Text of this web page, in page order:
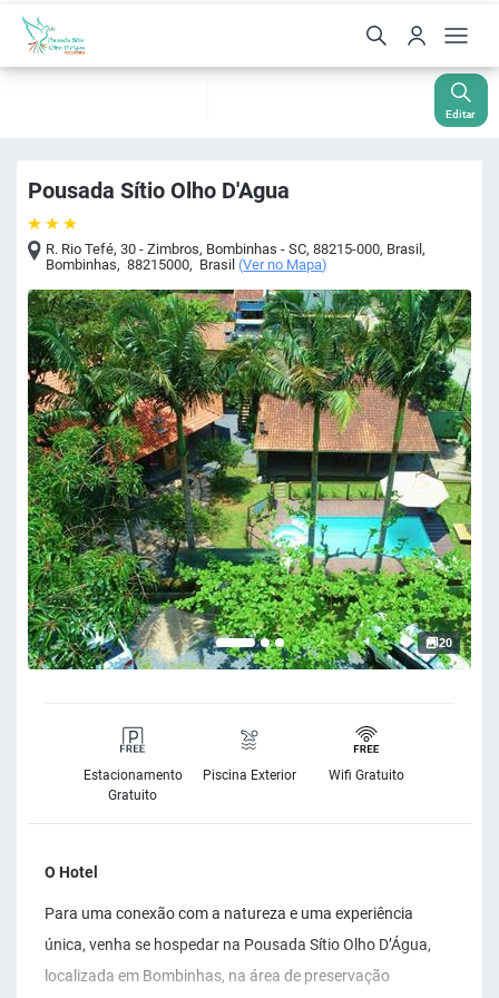
Editar
Pousada Sítio Olho D'Agua
R. Rio Tefé, 30 - Zimbros, Bombinhas - SC, 88215-000, Brasil,
Bombinhas, 88215000, Brasil (Ver no Mapa)
20
Estacionamento
Gratuito
Piscina Exterior Wifi Gratuito
O Hotel
Para uma conexão com a natureza e uma experiência
única, venha se hospedar na Pousada Sítio Olho D’Água,
localizada em Bombinhas, na área de preservação